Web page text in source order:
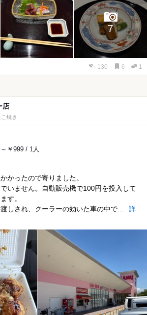
7
130 6 1
店
焼き
～￥999 / 1人
かったので寄りました。
いません。自動販売機で100円を投入して
す。
しされ、クーラーの効いた車の中で...
詳